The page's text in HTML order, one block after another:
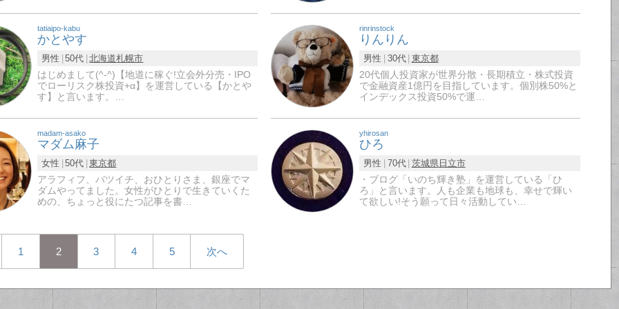
tatiaipo-kabu
かとやす
男性 50代 北海道札幌市
はじめまして(^-^)【地道に稼ぐ!立会外分売・IPO
でローリスク株投資+α】を運営している【かとや
す】と言います。…
rinrinstock
りんりん
男性 30代 東京都
20代個人投資家が世界分散・長期積立・株式投資
で金融資産1億円を目指しています。個別株50%と
インデックス投資50%で運…
madam-asako
マダム麻子
女性 50代 東京都
アラフィフ、バツイチ、おひとりさま、銀座でマ
ダムやってました。女性がひとりで生きていくた
めの、ちょっと役にたつ記事を書…
yhirosan
ひろ
男性 70代 茨城県日立市
・ブログ「いのち輝き塾」を運営している「ひ
ろ」と言います。人も企業も地球も、幸せで輝い
て欲しい!そう願って日々活動してい…
1 2 3 4 5 次へ